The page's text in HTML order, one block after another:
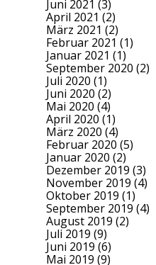
Juni 2021 (3)
April 2021 (2)
März 2021 (2)
Februar 2021 (1)
Januar 2021 (1)
September 2020 (2)
Juli 2020 (1)
Juni 2020 (2)
Mai 2020 (4)
April 2020 (1)
März 2020 (4)
Februar 2020 (5)
Januar 2020 (2)
Dezember 2019 (3)
November 2019 (4)
Oktober 2019 (1)
September 2019 (4)
August 2019 (2)
Juli 2019 (9)
Juni 2019 (6)
Mai 2019 (9)